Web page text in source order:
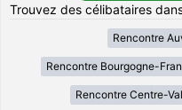
Trouvez des célibataires
Rencontre
Rencontre Bourgogne-
Rencontre Centre-